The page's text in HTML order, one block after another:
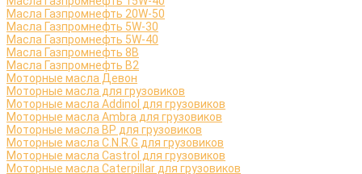
Масла Газпромнефть 20W-50
Масла Газпромнефть 5W-30
Масла Газпромнефть 5W-40
Масла Газпромнефть 8B
Масла Газпромнефть B2
Моторные масла Девон
Моторные масла для грузовиков
Моторные масла Addinol для грузовиков
Моторные масла Ambra для грузовиков
Моторные масла BP для грузовиков
Моторные масла C.N.R.G для грузовиков
Моторные масла Castrol для грузовиков
Моторные масла Caterpillar для грузовиков